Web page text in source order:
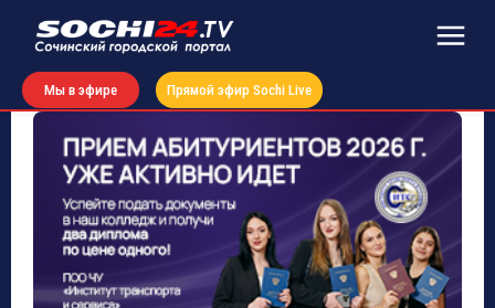
Мы в эфире Прямой эфир Sochi Live